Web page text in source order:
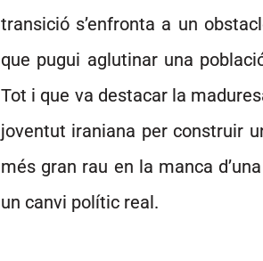
transició s’enfronta a un
que pugui aglutinar una
Tot i que va destacar la
joventut iraniana per construir
més gran rau en la manca
un canvi polític real.